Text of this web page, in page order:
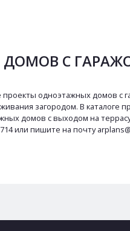
С
одноэтажных домов
загородом. В
домов с выходом на
или пишите на почту